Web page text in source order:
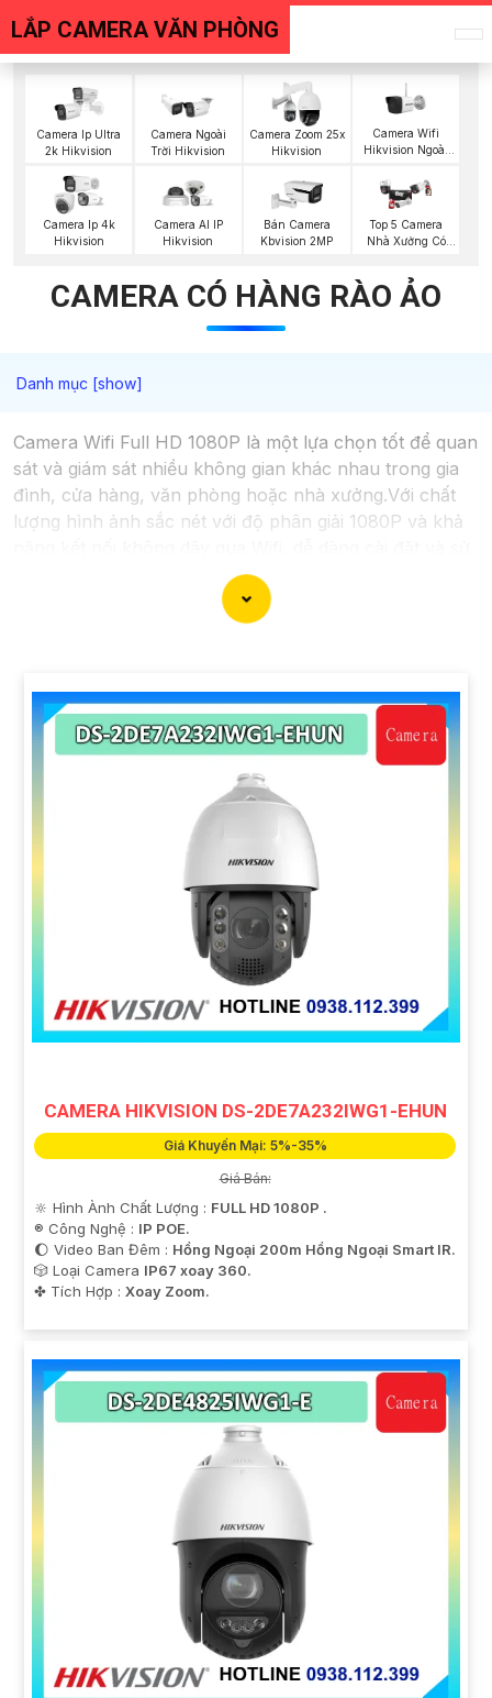
LẮP CAMERA VĂN PHÒNG
Camera Ip Ultra
2k Hikvision
Camera Ngoài
Trời Hikvision
Camera Zoom 25x
Hikvision
Camera Wifi
Hikvision Ngoài
Camera Ip 4k
Hikvision
Camera AI IP
Hikvision
Bán Camera
Kbvision 2MP
Top 5 Camera
Nhà Xưởng Có
CAMERA CÓ HÀNG RÀO ẢO
Camera Wifi Full HD 1080P là một lựa chọn tốt để quan
sát và giám sát nhiều không gian khác nhau trong gia
đình, cửa hàng, văn phòng hoặc nhà xưởng.Với chất
lượng hình ảnh sắc nét với độ phân giải 1080P và khả
dụng giám sát từ xa thông qua ứng dụng trên điện thoại
CAMERA HIKVISION DS-2DE7A232IWG1-EHUN
Giá Khuyến Mại: 5%-35%
Giá Bán:
🔆 Hình Ành Chất Lượng : FULL HD 1080P .
®️ Công Nghệ : IP POE.
🌔 Video Ban Đêm : Hồng Ngoại 200m Hồng Ngoại Smart IR.
🎲 Loại Camera IP67 xoay 360.
️✤ Tích Hợp : Xoay Zoom.